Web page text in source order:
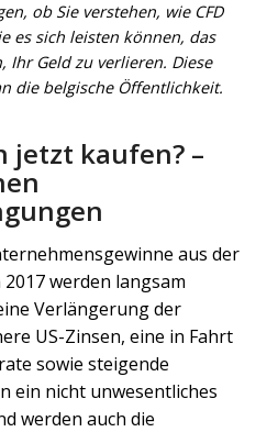
ob Sie verstehen, wie CFD
es sich leisten können, das
Ihr Geld zu verlieren. Diese
die belgische Öffentlichkeit.
jetzt kaufen? –
aus der
werden langsam
Verlängerung der
US-Zinsen, eine in Fahrt
sowie steigende
ein nicht unwesentliches
werden auch die